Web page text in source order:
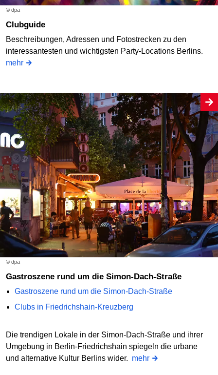
© dpa
Clubguide
Beschreibungen, Adressen und Fotostrecken zu den
interessantesten und wichtigsten Party-Locations Berlins.
mehr
© dpa
Gastroszene rund um die Simon-Dach-Straße
Gastroszene rund um die Simon-Dach-Straße
Clubs in Friedrichshain-Kreuzberg
Die trendigen Lokale in der Simon-Dach-Straße und ihrer
Umgebung in Berlin-Friedrichshain spiegeln die urbane
und alternative Kultur Berlins wider. mehr